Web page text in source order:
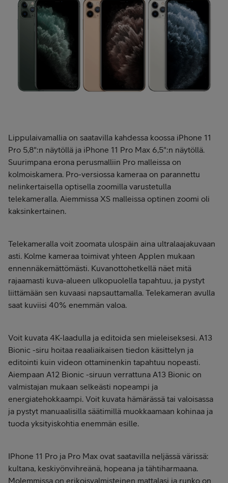
Lippulaivamallia on saatavilla kahdessa koossa iPhone 11
Pro 5,8":n näytöllä ja iPhone 11 Pro Max 6,5":n näytöllä.
Suurimpana erona perusmalliin Pro malleissa on
kolmoiskamera. Pro-versiossa kameraa on parannettu
nelinkertaisella optisella zoomilla varustetulla
telekameralla. Aiemmissa XS malleissa optinen zoomi oli
kaksinkertainen.
Telekameralla voit zoomata ulospäin aina ultralaajakuvaan
asti. Kolme kameraa toimivat yhteen Applen mukaan
ennennäkemättömästi. Kuvanottohetkellä näet mitä
rajaamasti kuva-alueen ulkopuolella tapahtuu, ja pystyt
liittämään sen kuvaasi napsauttamalla. Telekameran avulla
saat kuviisi 40% enemmän valoa.
Voit kuvata 4K-laadulla ja editoida sen mieleiseksesi. A13
Bionic -siru hoitaa reaaliaikaisen tiedon käsittelyn ja
editointi kuin videon ottaminenkin tapahtuu nopeasti.
Aiempaan A12 Bionic -siruun verrattuna A13 Bionic on
valmistajan mukaan selkeästi nopeampi ja
energiatehokkaampi. Voit kuvata hämärässä tai valoisassa
ja pystyt manuaalisilla säätimillä muokkaamaan kohinaa ja
tuoda yksityiskohtia enemmän esille.
IPhone 11 Pro ja Pro Max ovat saatavilla neljässä värissä:
kultana, keskiyönvihreänä, hopeana ja tähtiharmaana.
Molemmissa on erikoisvalmisteinen mattalasi ja runko on